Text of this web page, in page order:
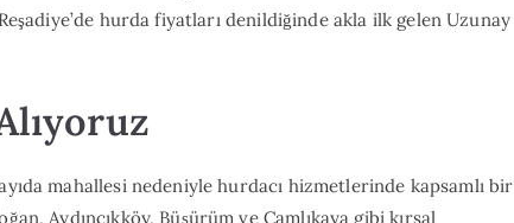
hurda fiyatları denildiğinde akla ilk gelen Uzunay
mahallesi nedeniyle hurdacı hizmetlerinde kapsamlı bir
Aydıncıkköy, Büşürüm ve Çamlıkaya gibi kırsal